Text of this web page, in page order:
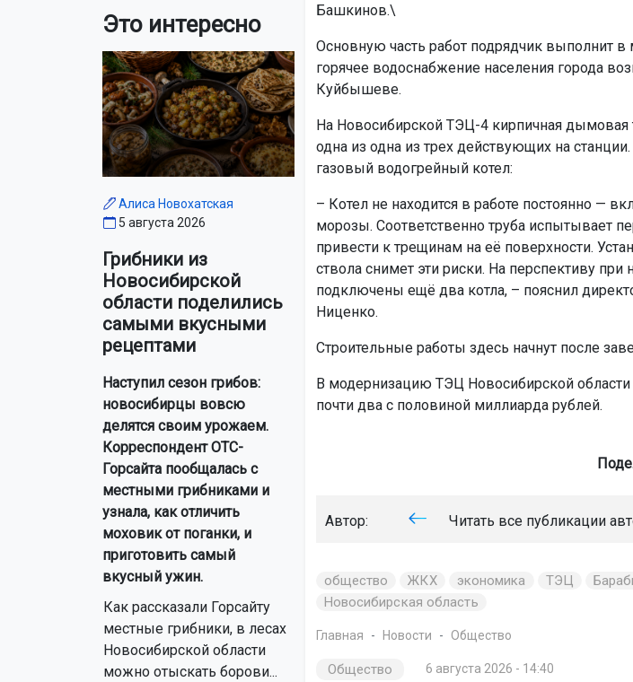
Это интересно
Алиса Новохатская
5 августа 2026
Грибники из
Новосибирской
области поделились
самыми вкусными
рецептами
Наступил сезон грибов:
новосибирцы вовсю
делятся своим урожаем.
Корреспондент ОТС-
Горсайта пообщалась с
местными грибниками и
узнала, как отличить
моховик от поганки, и
приготовить самый
вкусный ужин.
Как рассказали Горсайту
местные грибники, в лесах
Новосибирской области
можно отыскать борови...
Башкинов.\
Основную часть работ подрядчик выполнит
горячее водоснабжение населения города
Куйбышеве.
На Новосибирской ТЭЦ-4 кирпичная
одна из одна из трех действующих на
газовый водогрейный котел:
– Котел не находится в работе постоянно —
морозы. Соответственно труба испытывает
привести к трещинам на её поверхности.
ствола снимет эти риски. На перспективу
подключены ещё два котла, – пояснил
Ниценко.
Строительные работы здесь начнут после
В модернизацию ТЭЦ Новосибирской области
почти два с половиной миллиарда рублей.
Автор: Читать все публикации
общество ЖКХ экономика ТЭЦ
Новосибирская область
Главная Новости Общество
Общество 6 августа 2026 - 14:40